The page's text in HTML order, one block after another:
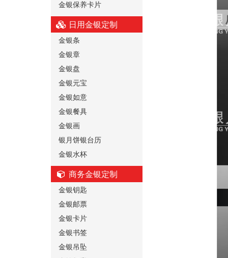
金银保养卡片
日用金银定制
金银条
金银章
金银盘
金银元宝
金银如意
金银餐具
金银画
银月饼银台历
金银水杯
商务金银定制
金银钥匙
金银邮票
金银卡片
金银书签
金银吊坠